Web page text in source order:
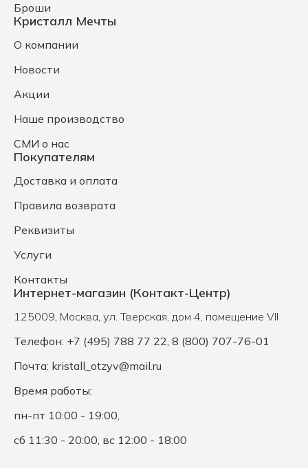
Броши
Кристалл Мечты
О компании
Новости
Акции
Наше производство
СМИ о нас
Покупателям
Доставка и оплата
Правила возврата
Реквизиты
Услуги
Контакты
Интернет-магазин (Контакт-Центр)
125009, Москва, ул. Тверская, дом 4, помещение VII
Телефон: +7 (495) 788 77 22, 8 (800) 707-76-01
Почта: kristall_otzyv@mail.ru
Время работы:
пн-пт 10:00 - 19:00,
сб 11:30 - 20:00, вс 12:00 - 18:00